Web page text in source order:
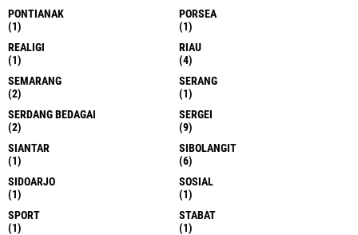
PONTIANAK
(1)
PORSEA
(1)
REALIGI
(1)
RIAU
(4)
SEMARANG
(2)
SERANG
(1)
SERDANG BEDAGAI
(2)
SERGEI
(9)
SIANTAR
(1)
SIBOLANGIT
(6)
SIDOARJO
(1)
SOSIAL
(1)
SPORT
(1)
STABAT
(1)